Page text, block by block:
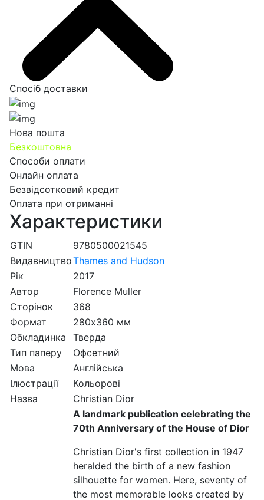
Спосіб доставки
Нова пошта
Безкоштовна
Способи оплати
Онлайн оплата
Безвідсотковий кредит
Оплата при отриманні
Характеристики
GTIN
9780500021545
ВидавництвоThames and Hudson
Рік
2017
Автор
Florence Muller
Сторінок
368
Формат
280х360 мм
Обкладинка
Тверда
Тип паперу
Офсетний
Мова
Англійська
Ілюстрації
Кольорові
Назва
Christian Dior
A landmark publication celebrating the
70th Anniversary of the House of Dior
Christian Dior's first collection in 1947
heralded the birth of a new fashion
silhouette for women. Here, seventy of
the most memorable looks created by